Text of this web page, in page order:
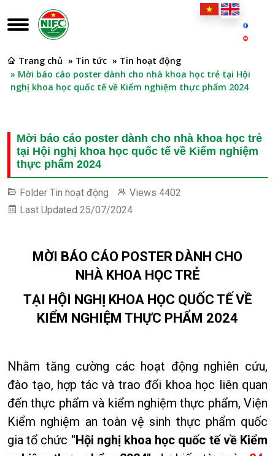
Trang chủ » Tin tức » Tin hoạt động
» Mời báo cáo poster dành cho nhà khoa học trẻ tại Hội
nghị khoa học quốc tế về Kiểm nghiệm thực phẩm 2024
Mời báo cáo poster dành cho nhà khoa học trẻ
tại Hội nghị khoa học quốc tế về Kiểm nghiệm
thực phẩm 2024
Folder Tin hoạt động Views 4402
Last Updated 25/07/2024
MỜI BÁO CÁO POSTER DÀNH CHO
NHÀ KHOA HỌC TRẺ
TẠI HỘI NGHỊ KHOA HỌC QUỐC TẾ VỀ
KIỂM NGHIỆM THỰC PHẨM 2024
Nhằm tăng cường các hoạt động nghiên cứu,
đào tạo, hợp tác và trao đổi khoa học liên quan
đến thực phẩm và kiểm nghiệm thực phẩm, Viện
Kiểm nghiệm an toàn vệ sinh thực phẩm quốc
gia tổ chức "Hội nghị khoa học quốc tế về Kiểm